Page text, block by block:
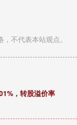
不代表本站观点。
，转股溢价率